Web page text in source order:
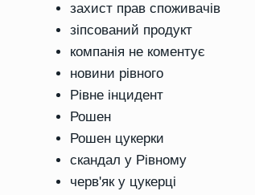
захист прав споживачів
зіпсований продукт
компанія не коментує
новини рівного
Рівне інцидент
Рошен
Рошен цукерки
скандал у Рівному
черв'як у цукерці